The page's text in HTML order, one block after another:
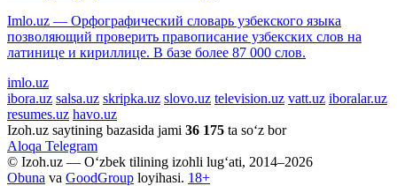
Imlo.uz — Орфографический словарь узбекского языка
позволяющий проверить правописание узбекских слов на
латинице и кириллице. В базе более 87 000 слов.
imlo.uz
ibora.uz salsa.uz skripka.uz slovo.uz television.uz vatt.uz iboralar.uz
resumes.uz havo.uz
Izoh.uz saytining bazasida jami 36 175 ta so‘z bor
Aloqa Telegram
© Izoh.uz — O‘zbek tilining izohli lug‘ati, 2014–2026
Obuna va GoodGroup loyihasi. 18+